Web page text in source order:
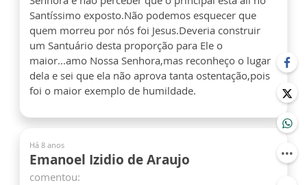
Santíssimo exposto.Não podemos esquecer que
quem morreu por nós foi Jesus.Deveria construir
um Santuário desta proporção para Ele o
maior...amo Nossa Senhora,mas reconheço o lugar
dela e sei que ela não aprova tanta ostentação,pois
foi o maior exemplo de humildade.
Há 8 anos
Emanoel Izidio de Araujo
comentou: